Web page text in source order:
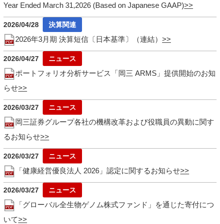
Year Ended March 31,2026 (Based on Japanese GAAP)
2026/04/28
2026年3月期 決算短信〔日本基準〕（連結）
2026/04/27
ポートフォリオ分析サービス「岡三 ARMS」提供開始のお知
らせ
2026/03/27
岡三証券グループ各社の機構改革および役職員の異動に関す
るお知らせ
2026/03/27
「健康経営優良法人 2026」認定に関するお知らせ
2026/03/27
「グローバル全生物ゲノム株式ファンド」を通じた寄付につ
いて